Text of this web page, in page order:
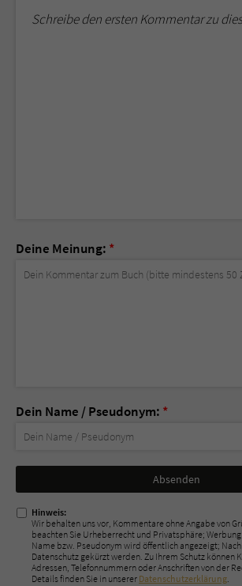
Schreibe den ersten Kommentar zu
Deine Meinung: *
Dein Name / Pseudonym: *
Nicht
ausfüllen!
Hinweis:
Wir behalten uns vor, Kommentare ohne Angabe von
beachten Sie Urheberrecht und Privatsphäre;
Name bzw. Pseudonym wird öffentlich angezeigt;
Datenschutz gekürzt werden. Zu Ihrem Schutz können
Adressen, Telefonnummern oder Anschriften von der
Details finden Sie in unserer Datenschutzerklärung.